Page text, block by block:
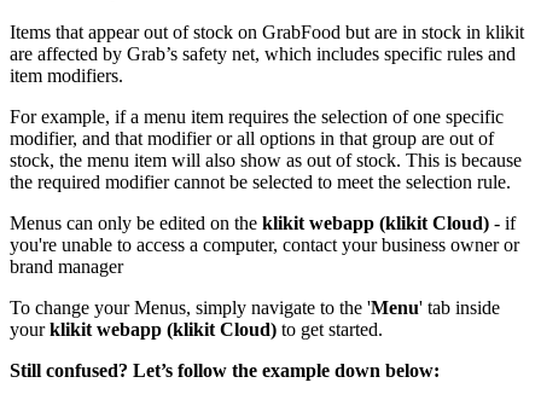
Items that appear out of stock on GrabFood but are in stock in klikit
are affected by Grab’s safety net, which includes specific rules and
item modifiers.
For example, if a menu item requires the selection of one specific
modifier, and that modifier or all options in that group are out of
stock, the menu item will also show as out of stock. This is because
the required modifier cannot be selected to meet the selection rule.
Menus can only be edited on the klikit webapp (klikit Cloud) - if
you're unable to access a computer, contact your business owner or
brand manager
To change your Menus, simply navigate to the 'Menu' tab inside
yourklikit webapp (klikit Cloud) to get started.
Still confused? Let’s follow the example down below: